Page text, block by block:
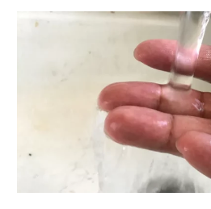
Economista)